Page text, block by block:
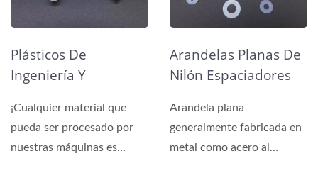
Plásticos De
Ingeniería Y
De Nylon
¡Cualquier material que
pueda ser procesado por
nuestras máquinas es
Arandelas Planas De
Nilón Espaciadores
Arandelas De Plástico
Anulares
Arandela plana
generalmente fabricada en
metal como acero al